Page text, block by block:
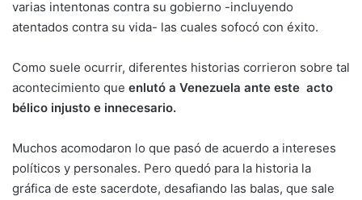
varias intentonas contra su gobierno -incluyendo
atentados contra su vida- las cuales sofocó con éxito.
Como suele ocurrir, diferentes historias corrieron sobre tal
acontecimiento que enlutó a Venezuela ante este acto
bélico injusto e innecesario.
Muchos acomodaron lo que pasó de acuerdo a intereses
políticos y personales. Pero quedó para la historia la
gráfica de este sacerdote, desafiando las balas, que sale